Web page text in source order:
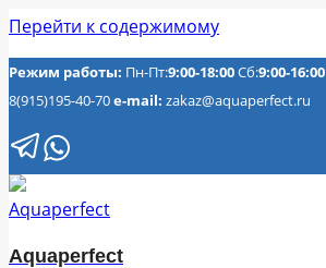
Перейти к содержимому
Режим работы: Пн-Пт:9:00-18:00Сб:9:00-16:00
8(915)195-40-70e-mail: zakaz@aquaperfect.ru
Aquaperfect